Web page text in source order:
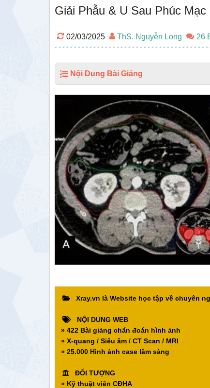
Giải Phẫu & U Sau Phúc
02/03/2025 ThS. Nguyễn Long 26
Nội Dung Bài Giảng
Xray.vn là Website học tập về chuyên
NỘI DUNG WEB
» 422 Bài giảng chẩn đoán hình ảnh
» X-quang / Siêu âm / CT Scan / MRI
» 25.000 Hình ảnh case lâm sàng
ĐỐI TƯỢNG
» Kỹ thuật viên CĐHA